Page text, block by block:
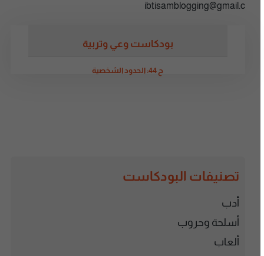
ibtisamblogging@gmail.c
بودكاست وعي وتربية
ح 44: الحدود الشخصية
تصنيفات البودكاست
أدب
أسلحة وحروب
ألعاب